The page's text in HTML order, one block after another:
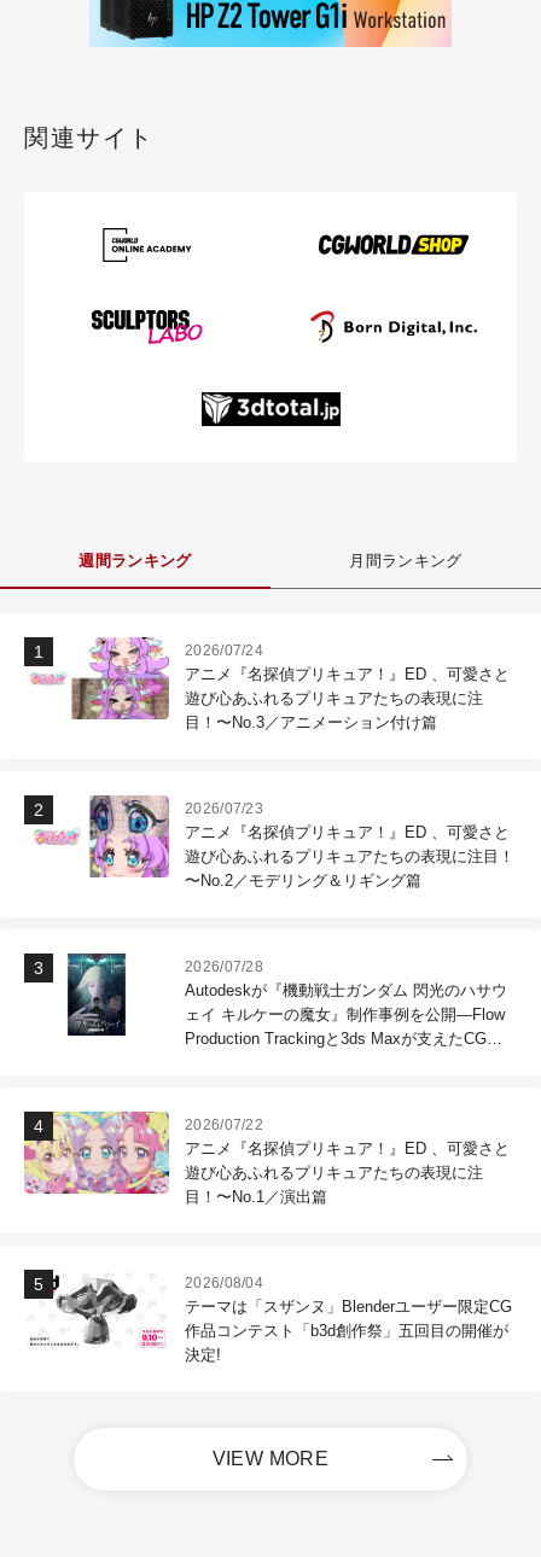
関連サイト
週間ランキング 月間ランキング
2026/07/24
アニメ『名探偵プリキュア！』ED 、可愛さと
遊び心あふれるプリキュアたちの表現に注
目！〜No.3／アニメーション付け篇
2026/07/23
アニメ『名探偵プリキュア！』ED 、可愛さと
遊び心あふれるプリキュアたちの表現に注目！
〜No.2／モデリング＆リギング篇
2026/07/28
Autodeskが『機動戦士ガンダム 閃光のハサウ
ェイ キルケーの魔女』制作事例を公開―Flow
Production Trackingと3ds Maxが支えたCG制
2026/07/22
アニメ『名探偵プリキュア！』ED 、可愛さと
遊び心あふれるプリキュアたちの表現に注
目！〜No.1／演出篇
2026/08/04
テーマは「スザンヌ」Blenderユーザー限定CG
作品コンテスト「b3d創作祭」五回目の開催が
決定!
VIEW MORE